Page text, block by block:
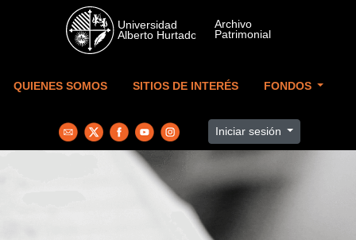
Skip to main content
QUIENES SOMOS SITIOS DE INTERÉS FONDOS
Iniciar sesión